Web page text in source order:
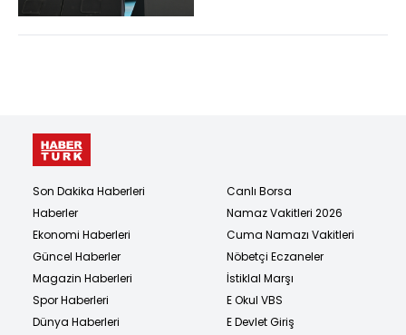
Son Dakika Haberleri
Haberler
Ekonomi Haberleri
Güncel Haberler
Magazin Haberleri
Spor Haberleri
Dünya Haberleri
Canlı Borsa
Namaz Vakitleri 2026
Cuma Namazı Vakitleri
Nöbetçi Eczaneler
İstiklal Marşı
E Okul VBS
E Devlet Giriş